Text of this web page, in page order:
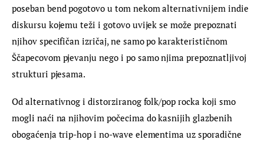
poseban bend pogotovo u tom nekom alternativnijem indie
diskursu kojemu teži i gotovo uvijek se može prepoznati
njihov specifičan izričaj, ne samo po karakterističnom
Ščapecovom pjevanju nego i po samo njima prepoznatljivoj
strukturi pjesama.
Od alternativnog i distorziranog folk/pop rocka koji smo
mogli naći na njihovim počecima do kasnijih glazbenih
obogaćenja trip-hop i no-wave elementima uz sporadične